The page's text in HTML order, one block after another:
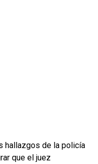
hallazgos de la policía
que el juez